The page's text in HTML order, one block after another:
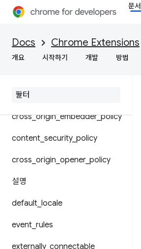
문서
Docs Chrome Extensions
개요 시작하기 개발 방법
공유 모듈
Chrome 설정 재정의
content
cross_origin_embedder_policy
content security_ policy
cross origin opener_ policy
설명
default locale
event rules
externally_ connectable